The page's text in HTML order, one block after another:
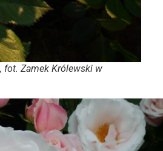
fot. Zamek Królewski w